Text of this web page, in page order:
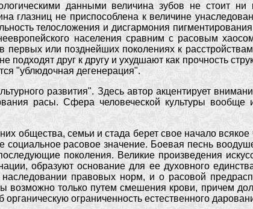
данными величина зубов не стоит ни
глазниц не приспособлена к величине
телосложения и дисгармония
населения сравним с расовым
или позднейших поколениях к
подходят друг к другу и ухудшают как прочность
"ублюдочная дегенерация".
развития". Здесь автор акцентирует
расы. Сфера человеческой культуры вообще
общества, семьи и стада берет свое начало всякое
расовое значение. Боевая песнь
поколения. Великие произведения
образуют основание для ее духовного
правовых норм, и о расовой
только путем смешения крови, причем
ограниченность естественного